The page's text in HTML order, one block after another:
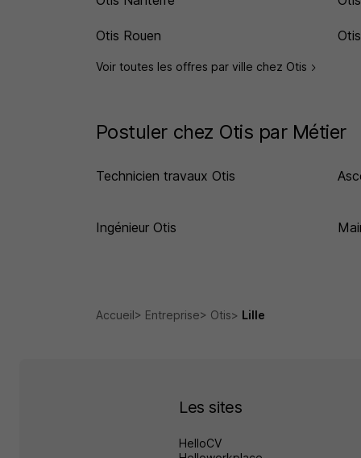
Otis Rouen
Voir toutes les offres par ville chez Otis
Postuler chez Otis par Métier
Technicien travaux Otis
Ingénieur Otis
Accueil Entreprise Otis Lille
Les sites
HelloCV